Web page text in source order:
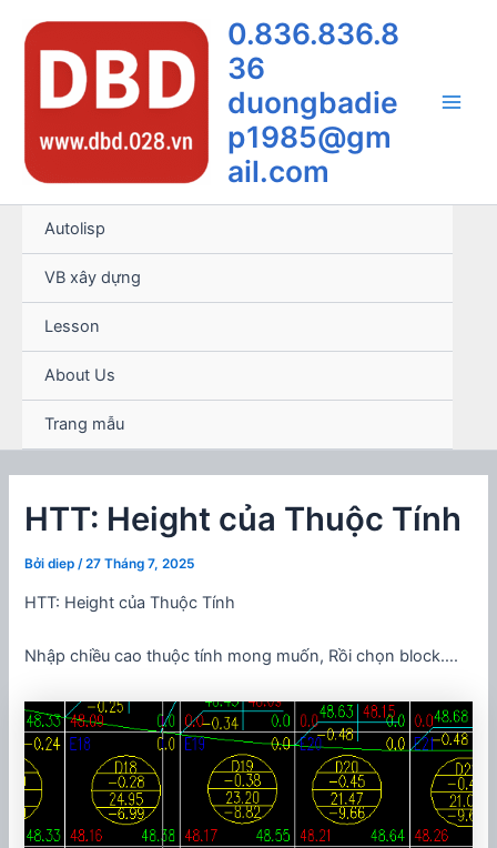
0.836.836.8
36
duongbadie
p1985@gm
ail.com
Autolisp
VB xây dựng
Lesson
About Us
Trang mẫu
HTT: Height của Thuộc Tính
Bởidiep/27 Tháng 7, 2025
HTT: Height của Thuộc Tính
Nhập chiều cao thuộc tính mong muốn, Rồi chọn block….